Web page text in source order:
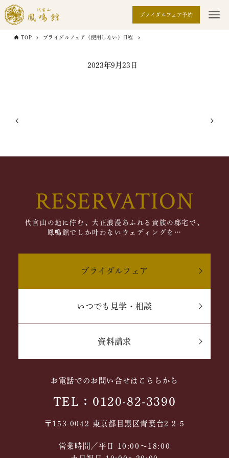
ブライダルフェア予約
TOP ブライダルフェア（使用しない）日程
2023年9月23日
RESERVATION
代官山の地に佇む、大正浪漫あふれる貴族の邸宅で、
鳳鳴館でしか叶わないウェディングを…
ブライダルフェア
いつでも見学・相談
資料請求
お電話でのお問い合せはこちらから
TEL：0120-82-3390
〒153-0042 東京都目黒区青葉台2-2-5
営業時間／平日 10:00～18:00